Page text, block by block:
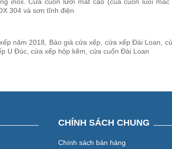
304 và sơn tĩnh điện
năm 2018, Báo giá cửa xếp, cửa xếp Đài Loan,
U Đúc, cửa xếp hộp kẽm, cửa cuốn Đài Loan
CHÍNH SÁCH CHUNG
Chính sách bán hàng